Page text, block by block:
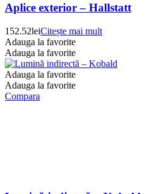
Aplice exterior – Hallstatt
152.52leiCitește mai mult
Adauga la favorite
Adauga la favorite
Adauga la favorite
Adauga la favorite
Compara